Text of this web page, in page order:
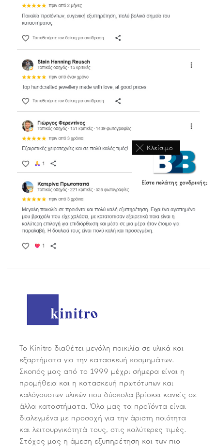
Κλείσιμο
Είστε πελάτης χονδρικής;
Το Kinitro διαθέτει μεγάλη ποικιλία σε υλικά και
εξαρτήματα για την κατασκευή κοσμημάτων.
Σκοπός μας από το 1999 μέχρι σήμερα είναι η
προμήθεια και η κατασκευή πρωτότυπων και
καλόγουστων υλικών που δύσκολα βρίσκει κανείς σε
άλλα καταστήματα. Όλα μας τα προϊόντα είναι
διαλεγμένα με προσοχή για την άριστη ποιότητα
και λειτουργικότητά τους, στις καλύτερες τιμές.
Στόχος μας η άμεση εξυπηρέτηση και των πιο